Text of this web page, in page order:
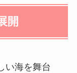
開
い海を舞台